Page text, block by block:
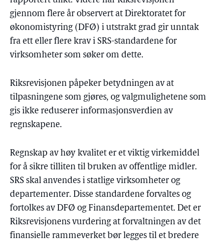
gjennom flere år observert at Direktoratet for
økonomistyring (DFØ) i utstrakt grad gir unntak
fra ett eller flere krav i SRS-standardene for
virksomheter som søker om dette.
Riksrevisjonen påpeker betydningen av at
tilpasningene som gjøres, og valgmulighetene som
gis ikke reduserer informasjonsverdien av
regnskapene.
Regnskap av høy kvalitet er et viktig virkemiddel
for å sikre tilliten til bruken av offentlige midler.
SRS skal anvendes i statlige virksomheter og
departementer. Disse standardene forvaltes og
fortolkes av DFØ og Finansdepartementet. Det er
Riksrevisjonens vurdering at forvaltningen av det
finansielle rammeverket bør legges til et bredere